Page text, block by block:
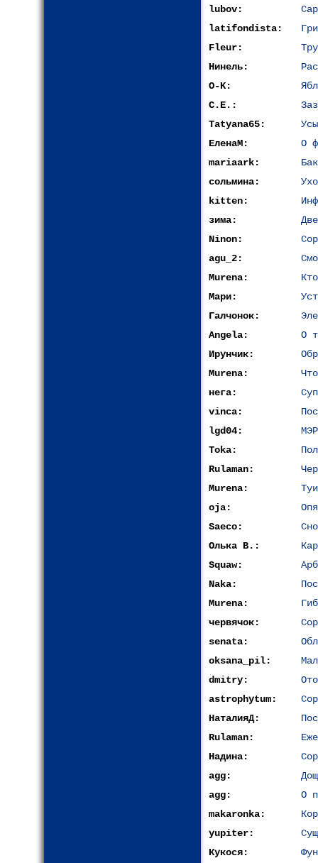
lubov:
latifondista:
Fleur:
Нинель:
O-K:
С.Е.:
Tatyana65:
ЕленаМ:
О
mariaark:
сольмина:
kitten:
зима:
Ninon:
agu_2:
Murena:
Мари:
Галчонок:
Angela:
О
Ирунчик:
Murena:
нега:
vinca:
lgd04:
Toka:
Rulaman:
Murena:
oja:
Saeco:
Олька В.:
Squaw:
Naka:
Murena:
червячок:
senata:
oksana_pil:
dmitry:
astrophytum:
НаталияД:
Rulaman:
Надина:
agg:
agg:
О
makaronka:
yupiter:
Кукося: